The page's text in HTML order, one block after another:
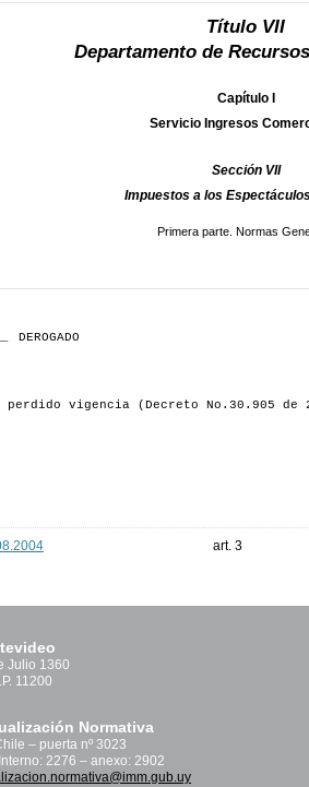
Título VII
Departamento de
Capítulo I
Servicio Ingresos
Sección VII
Impuestos a los
Primera parte. Normas
DEROGADO
perdido vigencia (Decreto No.30.905
art. 3
Julio 1360
11200
Normativa
– puerta nº 3023
2276 – anexo: 2902